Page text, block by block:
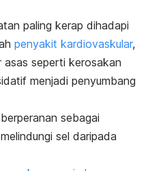
paling kerap dihadapi
penyakit kardiovaskular,
asas seperti kerosakan
menjadi penyumbang
sebagai
sel daripada